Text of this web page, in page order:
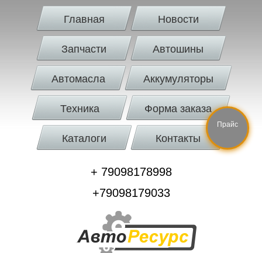
Главная Новости
Запчасти Автошины
Автомасла Аккумуляторы
Техника Форма заказа
Каталоги Контакты
+ 79098178998
+79098179033
Прайс